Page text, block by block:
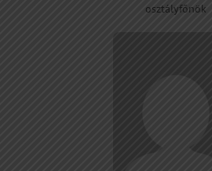
osztályfőnök